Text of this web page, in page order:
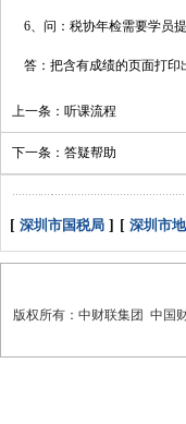
6、问：税协年检需要学员
答：把含有成绩的页面打印
上一条： 听课流程
下一条： 答疑帮助
[ 深圳市国税局] [ 深圳市
版权所有：中财联集团 中国